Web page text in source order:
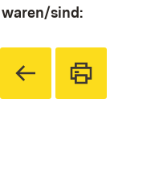
waren/sind: